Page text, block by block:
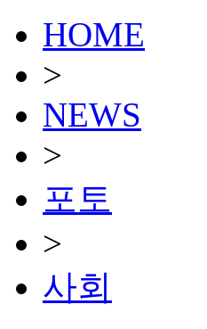
HOME
>
NEWS
>
포토
>
사회